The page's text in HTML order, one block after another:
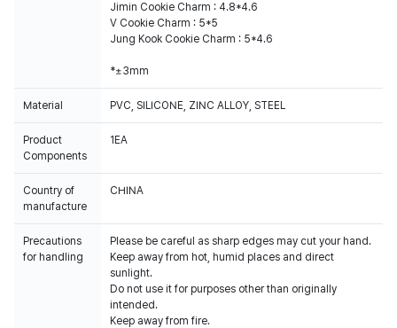
Jimin Cookie Charm : 4.8*4.6
V Cookie Charm : 5*5
Jung Kook Cookie Charm : 5*4.6
*±3mm
Material PVC, SILICONE, ZINC ALLOY, STEEL
Product
Components
1EA
Country of
manufacture
CHINA
Precautions
for handling
Please be careful as sharp edges may cut your hand.
Keep away from hot, humid places and direct
sunlight.
Do not use it for purposes other than originally
intended.
Keep away from fire.